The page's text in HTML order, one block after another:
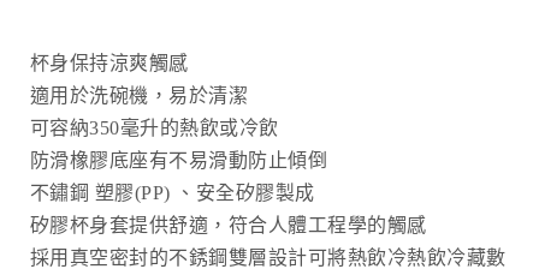
杯身保持涼爽觸感
適用於洗碗機，易於清潔
可容納350毫升的熱飲或冷飲
防滑橡膠底座有不易滑動防止傾倒
不鏽鋼 塑膠(PP) 、安全矽膠製成
矽膠杯身套提供舒適，符合人體工程學的觸感
採用真空密封的不銹鋼雙層設計可將熱飲冷熱飲冷藏數